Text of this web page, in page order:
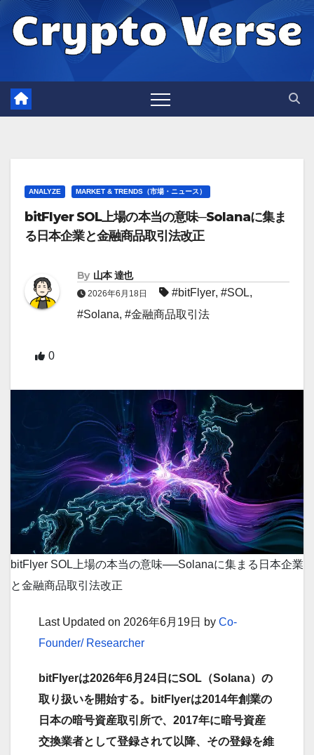
Skip
ANALYZE MARKET & TRENDS（市場・ニュース）
bitFlyer SOL上場の本当の意味─Solanaに集ま
る日本企業と金融商品取引法改正
By 山本 達也
2026年6月18日 #bitFlyer, #SOL,
#Solana, #金融商品取引法
0
bitFlyer SOL上場の本当の意味──Solanaに集まる日本企業
と金融商品取引法改正
Last Updated on 2026年6月19日 by Co-
Founder/ Researcher
bitFlyerは2026年6月24日にSOL（Solana）の
取り扱いを開始する。bitFlyerは2014年創業の
日本の暗号資産取引所で、2017年に暗号資産
交換業者として登録されて以降、その登録を維